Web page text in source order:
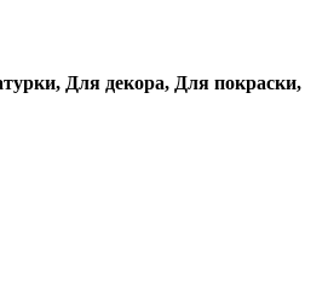
Для декора, Для покраски,